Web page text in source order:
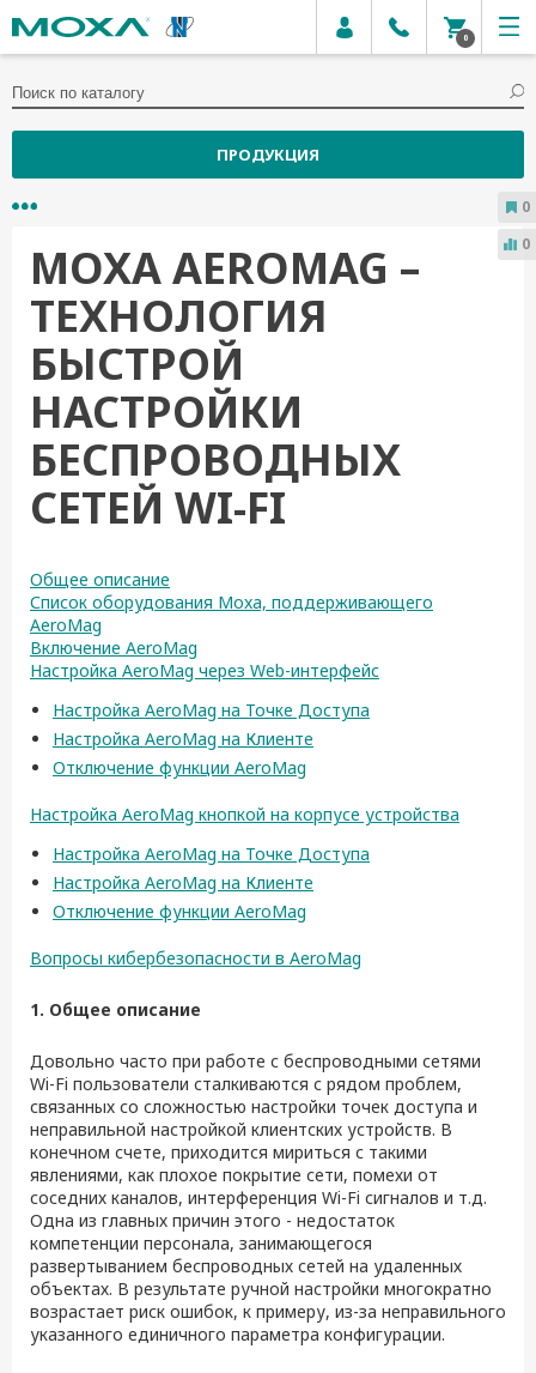
0
ПРОДУКЦИЯ
MOXA AEROMAG –
ТЕХНОЛОГИЯ
БЫСТРОЙ
НАСТРОЙКИ
БЕСПРОВОДНЫХ
СЕТЕЙ WI-FI
Общее описание
Список оборудования Moxa, поддерживающего
AeroMag
Включение AeroMag
Настройка AeroMag через Web-интерфейс
Настройка AeroMag на Точке Доступа
Настройка AeroMag на Клиенте
Отключение функции AeroMag
Настройка AeroMag кнопкой на корпусе устройства
Настройка AeroMag на Точке Доступа
Настройка AeroMag на Клиенте
Отключение функции AeroMag
Вопросы кибербезопасности в AeroMag
1. Общее описание
Довольно часто при работе с беспроводными сетями
Wi-Fi пользователи сталкиваются с рядом проблем,
связанных со сложностью настройки точек доступа и
неправильной настройкой клиентских устройств. В
конечном счете, приходится мириться с такими
явлениями, как плохое покрытие сети, помехи от
соседних каналов, интерференция Wi-Fi сигналов и т.д.
Одна из главных причин этого - недостаток
компетенции персонала, занимающегося
развертыванием беспроводных сетей на удаленных
объектах. В результате ручной настройки многократно
возрастает риск ошибок, к примеру, из-за неправильного
указанного единичного параметра конфигурации.
0
0